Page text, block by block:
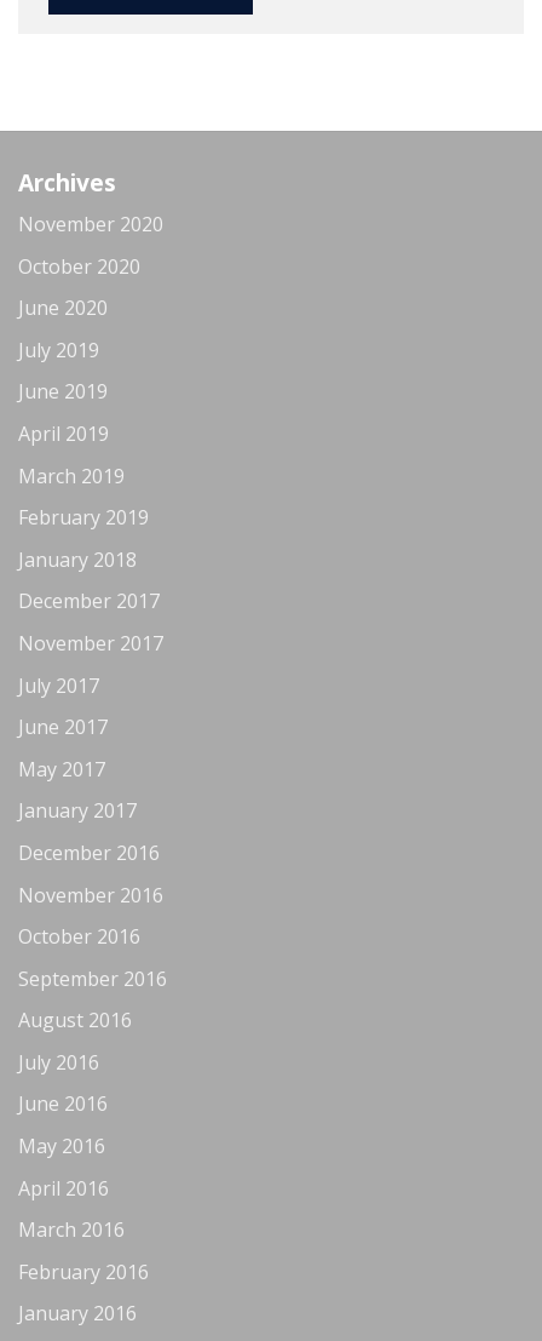
Archives
November 2020
October 2020
June 2020
July 2019
June 2019
April 2019
March 2019
February 2019
January 2018
December 2017
November 2017
July 2017
June 2017
May 2017
January 2017
December 2016
November 2016
October 2016
September 2016
August 2016
July 2016
June 2016
May 2016
April 2016
March 2016
February 2016
January 2016